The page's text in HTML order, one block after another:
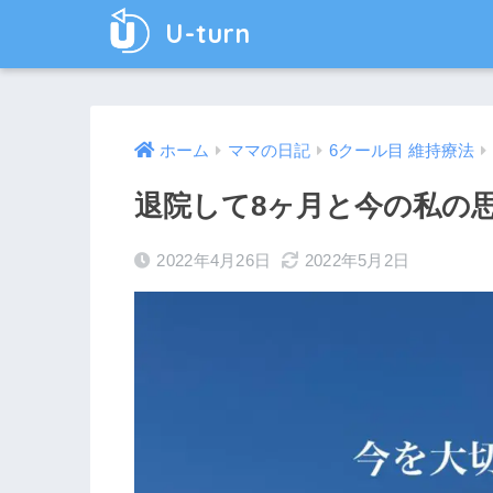
U-turn
ホーム ママの日記 6クール目 維持療法
退院して8ヶ月と今の私の
2022年4月26日 2022年5月2日